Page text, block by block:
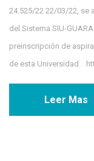
24.525/22 22/03/22, se
del Sistema SIU-
preinscripción de
de esta Universidad.
Leer Mas